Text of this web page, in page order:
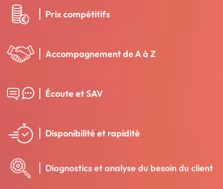
Prix compétitifs
Accompagnement de A à Z
Écoute et SAV
Disponibilité et rapidité
Diagnostics et analyse du besoin du client